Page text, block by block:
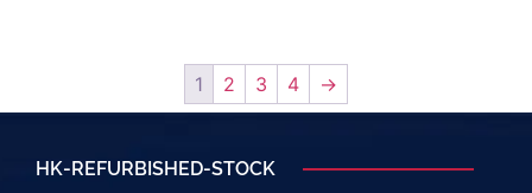
1 2 3 4 →
HK-REFURBISHED-STOCK